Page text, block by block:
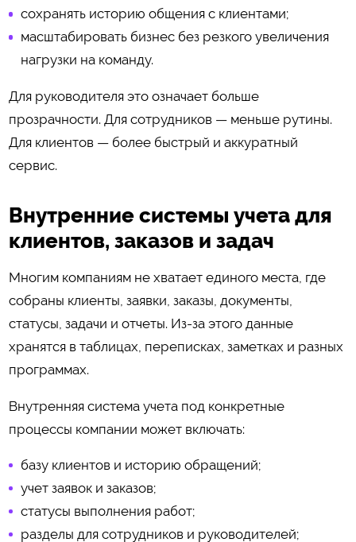
сохранять историю общения с клиентами;
масштабировать бизнес без резкого увеличения
нагрузки на команду.
Для руководителя это означает больше
прозрачности. Для сотрудников — меньше рутины.
Для клиентов — более быстрый и аккуратный
сервис.
Внутренние системы учета для
клиентов, заказов и задач
Многим компаниям не хватает единого места, где
собраны клиенты, заявки, заказы, документы,
статусы, задачи и отчеты. Из-за этого данные
хранятся в таблицах, переписках, заметках и разных
программах.
Внутренняя система учета под конкретные
процессы компании может включать:
базу клиентов и историю обращений;
учет заявок и заказов;
статусы выполнения работ;
разделы для сотрудников и руководителей;